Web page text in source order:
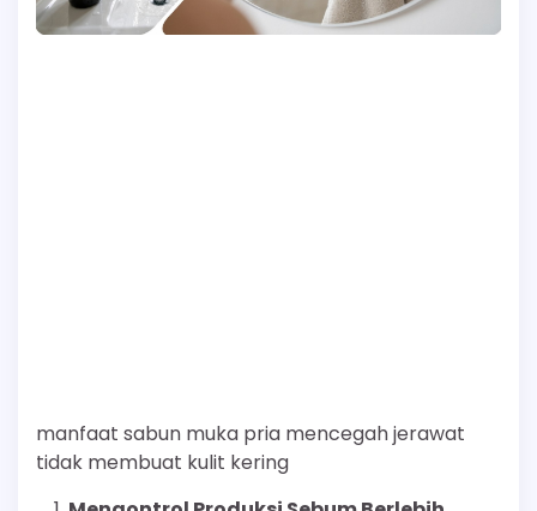
manfaat sabun muka pria mencegah jerawat
tidak membuat kulit kering